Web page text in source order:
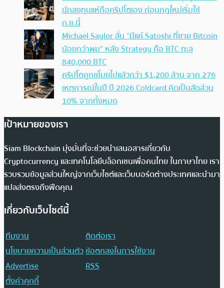
นักลงทุนแห่ถือคริปโตเอง ก่อนกฎใหม่เริ่มใช้
ก.ย.นี้
Michael Saylor ลั่น “มีแค่ Satoshi ที่ขาย Bitcoin
น้อยกว่าผม” หลัง Strategy ถือ BTC ทะลุ
840,000 BTC
คริปโตถูกขโมยไปแล้วกว่า $1,200 ล้าน จาก 276
เหตุการณ์ในปี ปี 2026 Coldcard คิดเป็นสัดส่วน
10% จากทั้งหมด
เป้าหมายของเรา
Siam Blockchain มุ่งมั่นที่จะช่วยนำเสนอสารเกี่ยวกับ
Cryptocurrency และเทคโนโลยีบล็อกเชนเพื่อคนไทย ในภาษาไทย เรา
รวบรวมข้อมูลส่วนใหญ่จากเว็บไซต์และเว็บบอร์ดต่างประเทศและนำมา
แปลส่งตรงถึงฟีดคุณ
เกี่ยวกับเว็บไซต์นี้
ทีมงาน
ติดต่อเรา
นโยบายความเป็นส่วนตัวข้อตกลงในการใช้งาน
Advertise
RSS
ตั้งค่าคุกกี้